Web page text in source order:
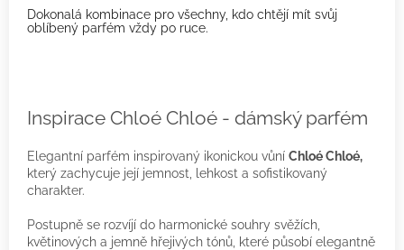
Dokonalá kombinace pro všechny, kdo chtějí mít svůj
oblíbený parfém vždy po ruce.
Inspirace Chloé Chloé - dámský parfém
Elegantní parfém inspirovaný ikonickou vůní Chloé Chloé,
který zachycuje její jemnost, lehkost a sofistikovaný
charakter.
Postupně se rozvíjí do harmonické souhry svěžích,
květinových a jemně hřejivých tónů, které působí elegantně